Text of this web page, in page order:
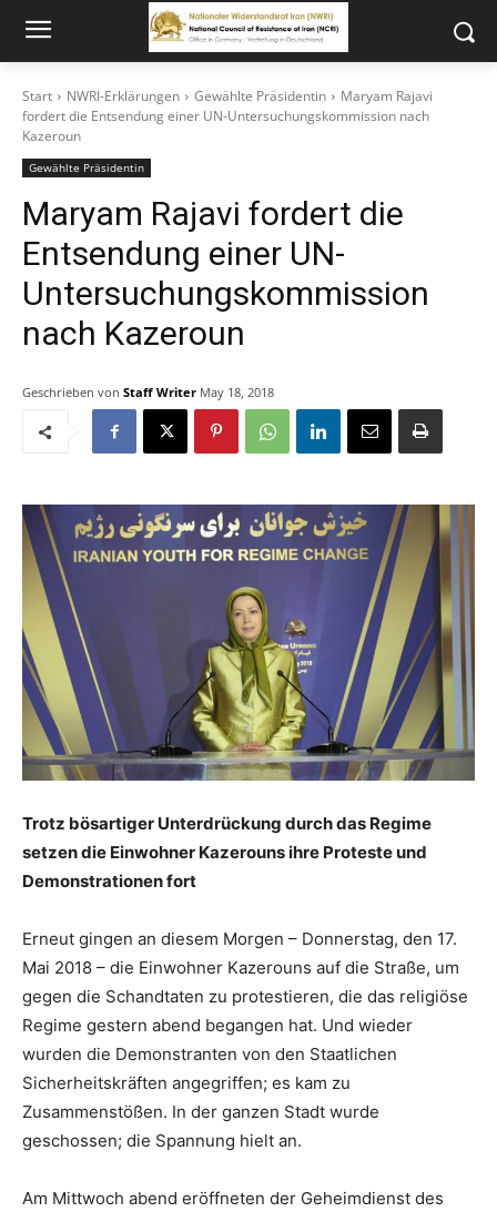
Start NWRI-Erklärungen Gewählte Präsidentin
Maryam Rajavi
fordert die Entsendung einer UN-Untersuchungskommission nach
Kazeroun
Gewählte Präsidentin
Maryam Rajavi fordert die
Entsendung einer UN-
Untersuchungskommission
nach Kazeroun
Geschrieben von Staff Writer May 18, 2018
Trotz bösartiger Unterdrückung durch das Regime
setzen die Einwohner Kazerouns ihre Proteste und
Demonstrationen fort
Erneut gingen an diesem Morgen – Donnerstag, den 17.
Mai 2018 – die Einwohner Kazerouns auf die Straße, um
gegen die Schandtaten zu protestieren, die das religiöse
Regime gestern abend begangen hat. Und wieder
wurden die Demonstranten von den Staatlichen
Sicherheitskräften angegriffen; es kam zu
Zusammenstößen. In der ganzen Stadt wurde
geschossen; die Spannung hielt an.
Am Mittwoch abend eröffneten der Geheimdienst des